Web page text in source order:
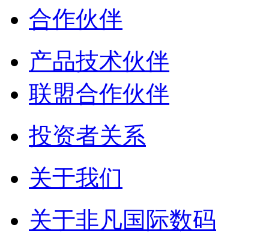
合作伙伴
产品技术伙伴
联盟合作伙伴
投资者关系
关于我们
关于非凡国际数码